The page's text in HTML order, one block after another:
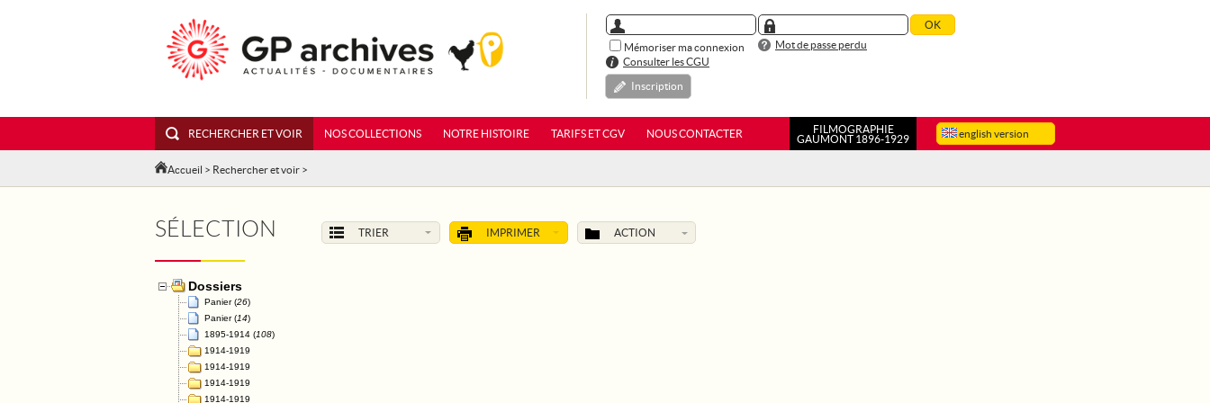
Mémoriser ma connexion
Mot de passe perdu
Consulter les CGU
Inscription
english version
RECHERCHER ET VOIR NOS COLLECTIONS NOTRE HISTOIRE TARIFS ET CGV NOUS CONTACTER
FILMOGRAPHIE
GAUMONT 1896-1929
Accueil > Rechercher et voir >
SÉLECTION TRIER IMPRIMER ACTION